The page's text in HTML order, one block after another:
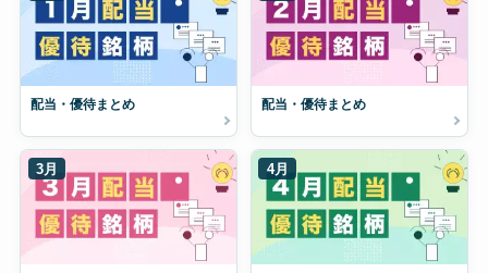
配当・優待まとめ 配当・優待まとめ
3月 4月